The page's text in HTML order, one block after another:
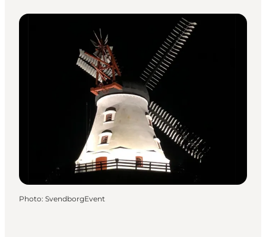
Photo: SvendborgEvent